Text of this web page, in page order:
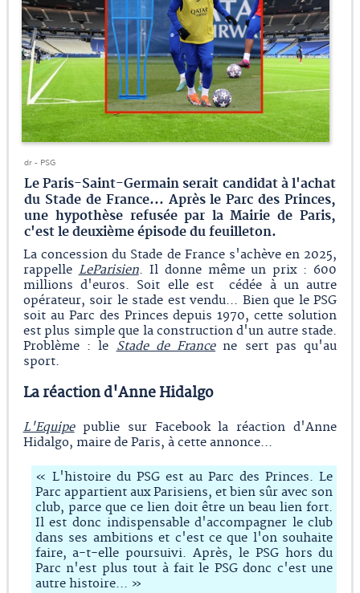
dr - PSG
Le Paris-Saint-Germain serait candidat à l'achat
du Stade de France... Après le Parc des Princes,
une hypothèse refusée par la Mairie de Paris,
c'est le deuxième épisode du feuilleton.
La concession du Stade de France s'achève en 2025,
rappelle LeParisien. Il donne même un prix : 600
millions d'euros. Soit elle est cédée à un autre
opérateur, soir le stade est vendu... Bien que le PSG
soit au Parc des Princes depuis 1970, cette solution
est plus simple que la construction d'un autre stade.
Problème : le Stade de Francene sert pas qu'au
sport.
La réaction d'Anne Hidalgo
L'Equipepublie sur Facebook la réaction d'Anne
Hidalgo, maire de Paris, à cette annonce...
« L'histoire du PSG est au Parc des Princes. Le
Parc appartient aux Parisiens, et bien sûr avec son
club, parce que ce lien doit être un beau lien fort.
Il est donc indispensable d'accompagner le club
dans ses ambitions et c'est ce que l'on souhaite
faire, a-t-elle poursuivi. Après, le PSG hors du
Parc n'est plus tout à fait le PSG donc c'est une
autre histoire... »